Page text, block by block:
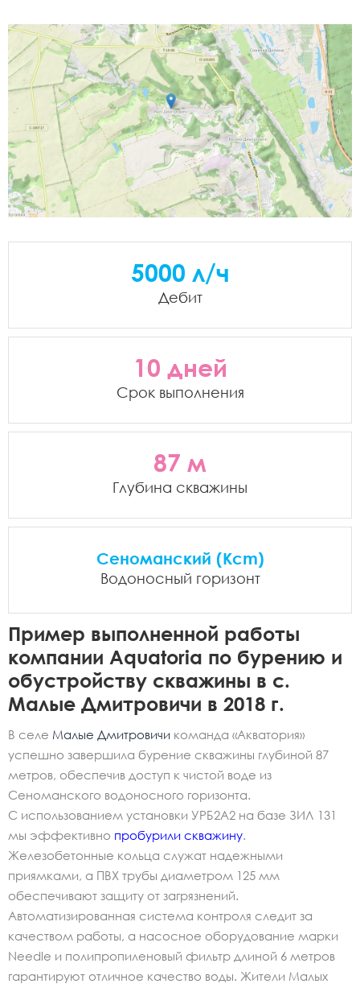
Пример выполненной работы
компании Aquatoria по бурению и
обустройству скважины в с.
Малые Дмитровичи в 2018 г.
В селе Малые Дмитровичи команда «Акватория»
успешно завершила бурение скважины глубиной 87
метров, обеспечив доступ к чистой воде из
Сеноманского водоносного горизонта.
С использованием установки УРБ2А2 на базе ЗИЛ 131
мы эффективно пробурили скважину.
Железобетонные кольца служат надежными
приямками, а ПВХ трубы диаметром 125 мм
обеспечивают защиту от загрязнений.
Автоматизированная система контроля следит за
качеством работы, а насосное оборудование марки
Needle и полипропиленовый фильтр длиной 6 метров
гарантируют отличное качество воды. Жители Малых
5000 л/ч
Дебит
10 дней
Срок выполнения
87 м
Глубина скважины
Сеноманский (Kcm)
Водоносный горизонт